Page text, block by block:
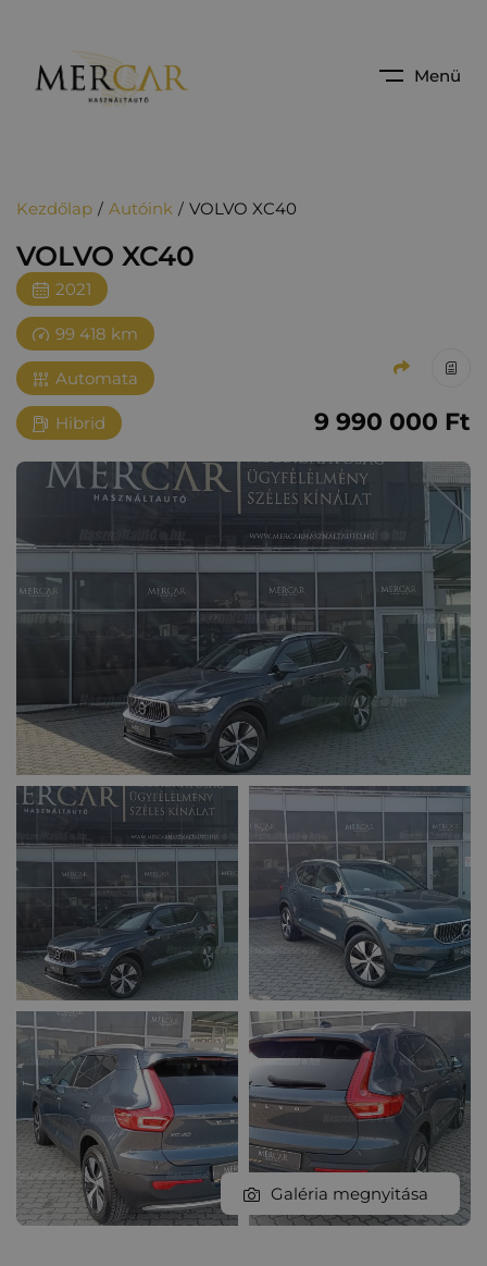
Menü
Kezdőlap Autóink VOLVO XC40
VOLVO XC40
2021
99 418 km
Automata
Hibrid 9‏‏‎ ‎990‏‏‎ ‎000 Ft
Galéria megnyitása